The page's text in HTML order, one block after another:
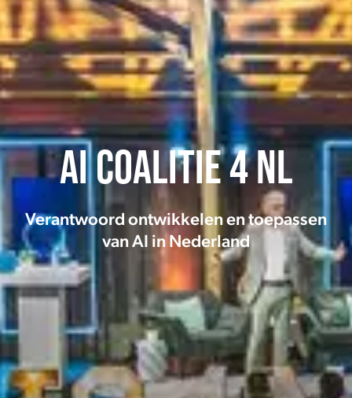
AI Coalitie 4 NL
Verantwoord ontwikkelen en toepassen
van AI in Nederland